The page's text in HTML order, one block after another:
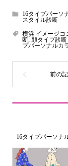
16タイプパーソ
スタイル診断
横浜 イメージコ
断, 顔タイプ診
プパーソナルカ
16タイプパーソナ